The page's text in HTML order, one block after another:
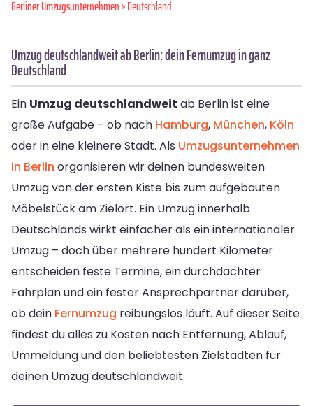
Berliner Umzugsunternehmen» Deutschland
Umzug deutschlandweit ab Berlin: dein Fernumzug in ganz
Deutschland
Ein Umzug deutschlandweit ab Berlin ist eine
große Aufgabe – ob nach Hamburg, München, Köln
oder in eine kleinere Stadt. Als Umzugsunternehmen
in Berlin organisieren wir deinen bundesweiten
Umzug von der ersten Kiste bis zum aufgebauten
Möbelstück am Zielort. Ein Umzug innerhalb
Deutschlands wirkt einfacher als ein internationaler
Umzug – doch über mehrere hundert Kilometer
entscheiden feste Termine, ein durchdachter
Fahrplan und ein fester Ansprechpartner darüber,
ob dein Fernumzug reibungslos läuft. Auf dieser Seite
findest du alles zu Kosten nach Entfernung, Ablauf,
Ummeldung und den beliebtesten Zielstädten für
deinen Umzug deutschlandweit.